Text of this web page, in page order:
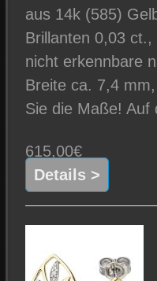
aus 14k (585)
Brillanten 0,03
nicht erkennbare
Breite ca. 7,4
Sie die Maße! Auf
615,00€
Details >